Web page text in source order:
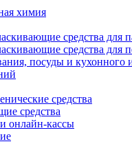
химия
средства для
средства для
посуды и кухонного
средства
средства
онлайн-кассы